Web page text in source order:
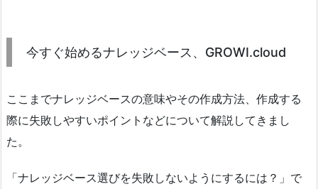
今すぐ始めるナレッジベース、GROWI.cloud
ここまでナレッジベースの意味やその作成方法、作成する
際に失敗しやすいポイントなどについて解説してきまし
た。
「ナレッジベース選びを失敗しないようにするには？」で